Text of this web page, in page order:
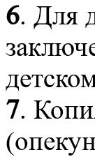
6. Для
7.